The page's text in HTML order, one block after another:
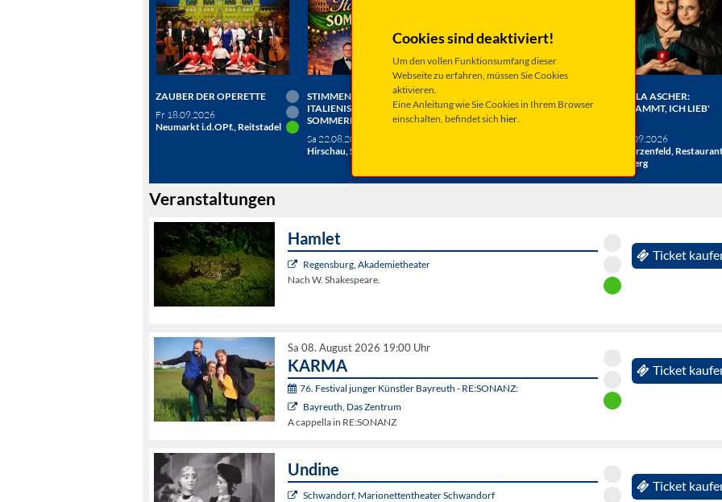
Cookies sind deaktiviert!
Um den vollen Funktionsumfang dieser
Webseite zu erfahren, müssen Sie Cookies
aktivieren.
Eine Anleitung wie Sie Cookies in Ihrem Browser
einschalten, befindet sich hier.
ZAUBER DER OPERETTE
Fr 18.09.2026
Neumarkt i.d.OPf., Reitstadel
STIMMEN DER BERGE:
ITALIENISCHE
SOMMERNACHT
Sa 22.08.2026
Hirschau, Schlosshof
DAS JUBILÄUMSKONZERT
verschiedene Termine
ANGELA ASCHER:
VERDAMMT, ICH LIEB'
Sa 19.09.2026
Schwarzenfeld,
Miesberg
Veranstaltungen
Hamlet
Regensburg, Akademietheater
Nach W. Shakespeare.
Ticket
Sa 08. August 2026 19:00 Uhr
KARMA
76. Festival junger Künstler Bayreuth - RE:SONANZ:
Bayreuth, Das Zentrum
A cappella in RE:SONANZ
Ticket
Undine
Schwandorf, Marionettentheater Schwandorf
Ticket